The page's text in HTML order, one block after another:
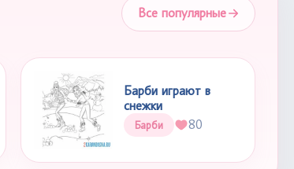
Все популярные
Барби играют в
снежки
Барби 80